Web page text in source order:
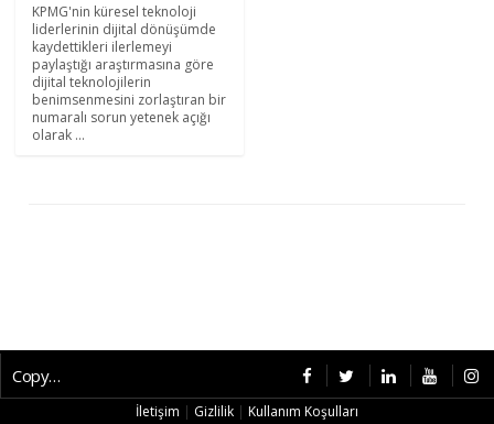
KPMG'nin küresel teknoloji
liderlerinin dijital dönüşümde
kaydettikleri ilerlemeyi
paylaştığı araştırmasına göre
dijital teknolojilerin
benimsenmesini zorlaştıran bir
numaralı sorun yetenek açığı
olarak ...
Copyright © 2026 CybermagOnline
İletişim | Gizlilik | Kullanım Koşulları